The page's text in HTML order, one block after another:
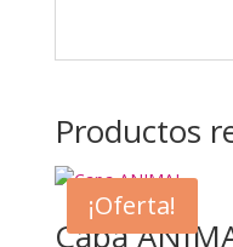
Productos
¡Oferta!
Capa